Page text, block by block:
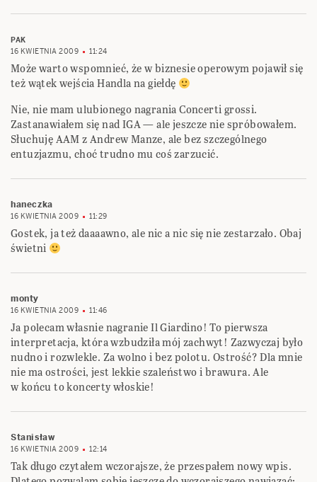
PAK
16 KWIETNIA 2009
11:24
Może warto wspomnieć, że w biznesie operowym pojawił się
też wątek wejścia Handla na giełdę
Nie, nie mam ulubionego nagrania Concerti grossi.
Zastanawiałem się nad IGA — ale jeszcze nie spróbowałem.
Słuchuję AAM z Andrew Manze, ale bez szczególnego
entuzjazmu, choć trudno mu coś zarzucić.
haneczka
16 KWIETNIA 2009 11:29
Gostek, ja też daaaawno, ale nic a nic się nie zestarzało. Obaj
świetni
monty
16 KWIETNIA 2009 11:46
Ja polecam własnie nagranie Il Giardino! To pierwsza
interpretacja, która wzbudziła mój zachwyt! Zazwyczaj było
nudno i rozwlekle. Za wolno i bez polotu. Ostrość? Dla mnie
nie ma ostrości, jest lekkie szaleństwo i brawura. Ale
w końcu to koncerty włoskie!
Stanisław
16 KWIETNIA 2009 12:14
Tak długo czytałem wczorajsze, że przespałem nowy wpis.